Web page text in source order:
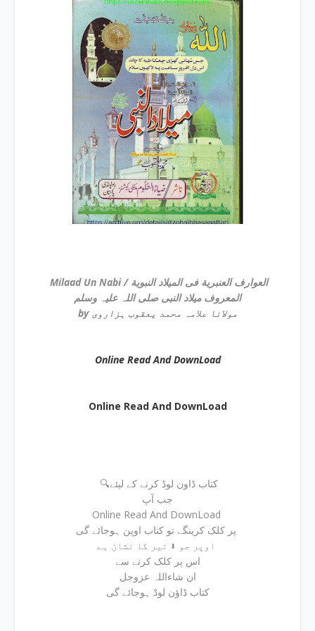
Milaad Un Nabi / العوارف العنبریة فی المیلاد النبویة
المعروف میلاد النبی صلی اللہ علیہ وسلم
by مولانا علامہ محمد یعقوب ہزاروی
Online Read And DownLoad
Online Read And DownLoad
🔍کتاب ڈاون لوڈ کرنے کے لیئے
جب آپ
Online Read And DownLoad
اس پر کلک کرنے سے
ان شاءاللہ عزوجل
کتاب ڈاؤن لوڈ ہوجائے گی